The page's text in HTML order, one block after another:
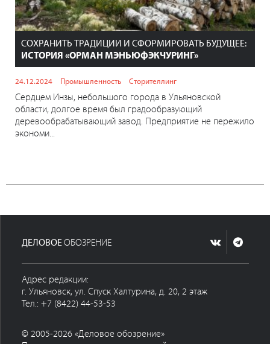
СОХРАНИТЬ ТРАДИЦИИ И СФОРМИРОВАТЬ БУДУЩЕЕ:
ИСТОРИЯ «ОРМАН МЭНЬЮФЭКЧУРИНГ»
24.12.2024 Промышленность Сторителлинг
Сердцем Инзы, небольшого города в Ульяновской
области, долгое время был градообразующий
деревообрабатывающий завод. Предприятие не пережило
экономи...
ДЕЛОВОЕОБОЗРЕНИЕ
Адрес редакции:
г. Ульяновск, ул. Спуск Халтурина, д. 20, 2 этаж
Тел.: +7 (8422) 44-53-53
© 2005-2026 «Деловое обозрение»